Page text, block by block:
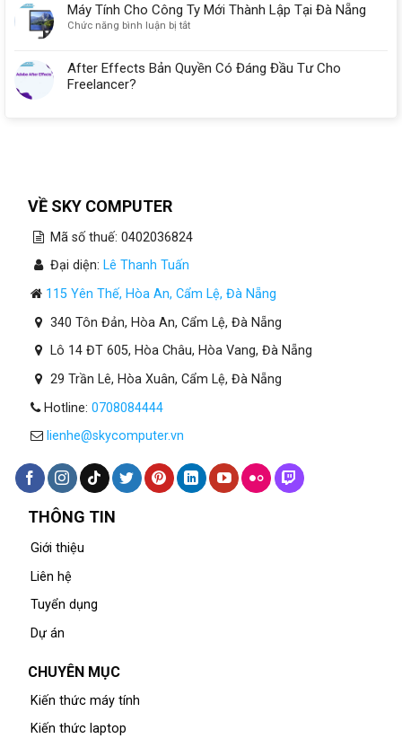
Máy Tính Cho Công Ty Mới Thành Lập Tại Đà Nẵng
Chức năng bình luận bị tắtở
Cho
After Effects Bản Quyền Có Đáng Đầu Tư Cho
Freelancer?
VỀ SKY COMPUTER
Mã số thuế: 0402036824
Đại diện: Lê Thanh Tuấn
115 Yên Thế, Hòa An, Cẩm Lệ, Đà Nẵng
340 Tôn Đản, Hòa An, Cẩm Lệ, Đà Nẵng
Lô 14 ĐT 605, Hòa Châu, Hòa Vang, Đà Nẵng
29 Trần Lê, Hòa Xuân, Cẩm Lệ, Đà Nẵng
Hotline: 0708084444
lienhe@skycomputer.vn
THÔNG TIN
Giới thiệu
Liên hệ
Tuyển dụng
Dự án
CHUYÊN MỤC
Kiến thức máy tính
Kiến thức laptop